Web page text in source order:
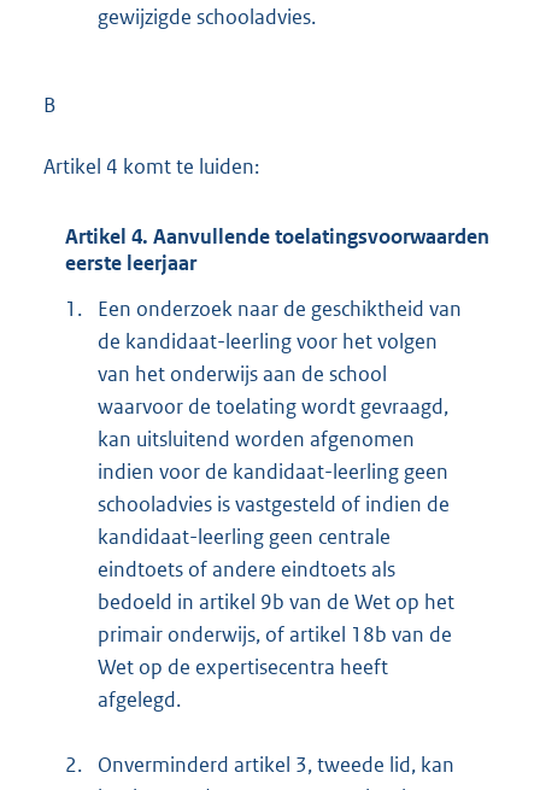
gewijzigde schooladvies.
B
Artikel 4 komt te luiden:
Artikel 4. Aanvullende toelatingsvoorwaarden
eerste leerjaar
1.
Een onderzoek naar de geschiktheid van
de kandidaat-leerling voor het volgen
van het onderwijs aan de school
waarvoor de toelating wordt gevraagd,
kan uitsluitend worden afgenomen
indien voor de kandidaat-leerling geen
schooladvies is vastgesteld of indien de
kandidaat-leerling geen centrale
eindtoets of andere eindtoets als
bedoeld in artikel 9b van de Wet op het
primair onderwijs, of artikel 18b van de
Wet op de expertisecentra heeft
afgelegd.
2.
Onverminderd artikel 3, tweede lid, kan